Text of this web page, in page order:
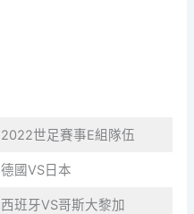
2022世足賽事E組隊伍
德國VS日本
西班牙VS哥斯大黎加